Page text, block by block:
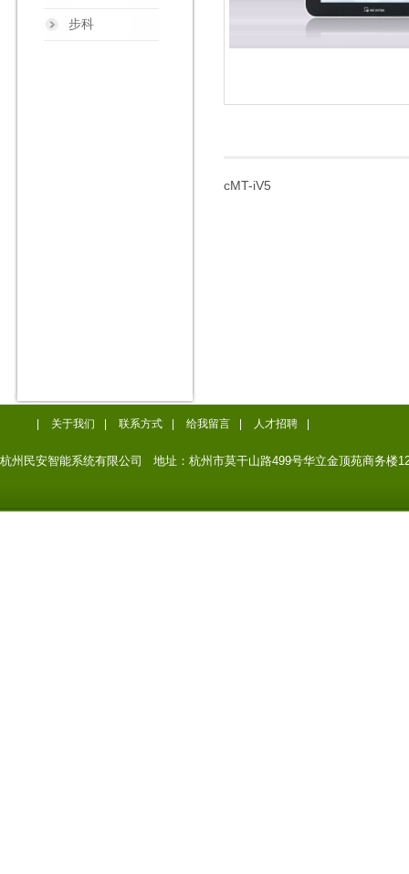
步科
cMT-iV5
关于我们 联系方式 给我留言 人才招聘
杭州民安智能系统有限公司 地址：杭州市莫干山路499号华立金顶苑商务楼